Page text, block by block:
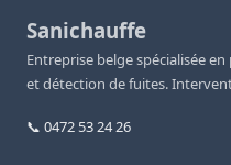
Sanichauffe
Entreprise belge spécialisée
et détection de fuites.
📞 0472 53 24 26